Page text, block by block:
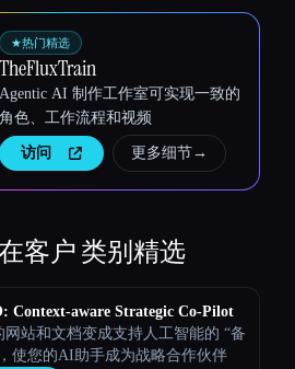
★热门精选
TheFluxTrain
Agentic AI 制作工作室可实现一致的
角色、工作流程和视频
访问 更多细节→
客户类别精选
Context-aware Strategic Co-Pilot
网站和文档变成支持人工智能的 “备
使您的AI助手成为战略合作伙伴